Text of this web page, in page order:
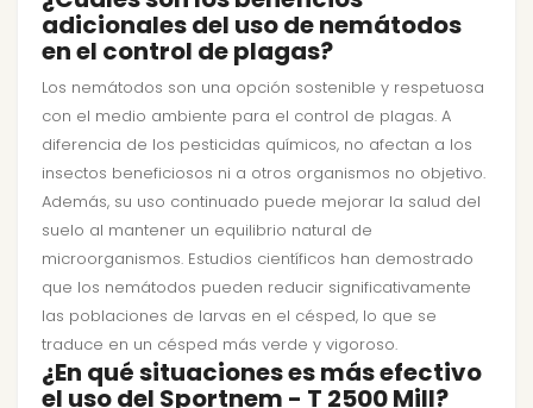
adicionales del uso de nemátodos
en el control de plagas?
Los nemátodos son una opción sostenible y respetuosa
con el medio ambiente para el control de plagas. A
diferencia de los pesticidas químicos, no afectan a los
insectos beneficiosos ni a otros organismos no objetivo.
Además, su uso continuado puede mejorar la salud del
suelo al mantener un equilibrio natural de
microorganismos. Estudios científicos han demostrado
que los nemátodos pueden reducir significativamente
las poblaciones de larvas en el césped, lo que se
traduce en un césped más verde y vigoroso.
¿En qué situaciones es más efectivo
el uso del Sportnem - T 2500 Mill?